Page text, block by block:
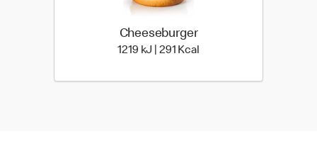
Cheeseburger
1219 kJ | 291 Kcal